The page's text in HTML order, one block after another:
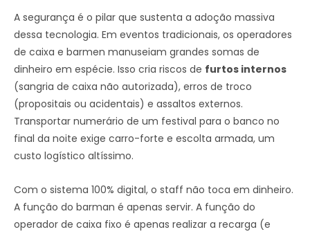
A segurança é o pilar que sustenta a adoção massiva
dessa tecnologia. Em eventos tradicionais, os operadores
de caixa e barmen manuseiam grandes somas de
dinheiro em espécie. Isso cria riscos de furtos internos
(sangria de caixa não autorizada), erros de troco
(propositais ou acidentais) e assaltos externos.
Transportar numerário de um festival para o banco no
final da noite exige carro-forte e escolta armada, um
custo logístico altíssimo.
Com o sistema 100% digital, o staff não toca em dinheiro.
A função do barman é apenas servir. A função do
operador de caixa fixo é apenas realizar a recarga (e